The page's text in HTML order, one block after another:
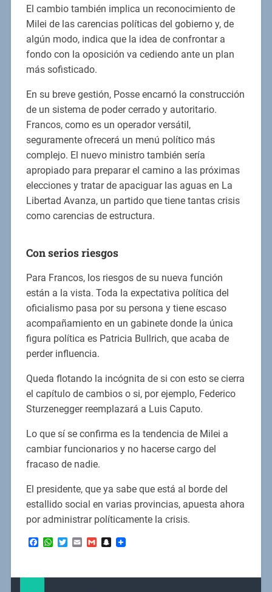
El cambio también implica un reconocimiento de
Milei de las carencias políticas del gobierno y, de
algún modo, indica que la idea de confrontar a
fondo con la oposición va cediendo ante un plan
más sofisticado.
En su breve gestión, Posse encarnó la construcción
de un sistema de poder cerrado y autoritario.
Francos, como es un operador versátil,
seguramente ofrecerá un menú político más
complejo. El nuevo ministro también sería
apropiado para preparar el camino a las próximas
elecciones y tratar de apaciguar las aguas en La
Libertad Avanza, un partido que tiene tantas crisis
como carencias de estructura.
Con serios riesgos
Para Francos, los riesgos de su nueva función
están a la vista. Toda la expectativa política del
oficialismo pasa por su persona y tiene escaso
acompañamiento en un gabinete donde la única
figura política es Patricia Bullrich, que acaba de
perder influencia.
Queda flotando la incógnita de si con esto se cierra
el capítulo de cambios o si, por ejemplo, Federico
Sturzenegger reemplazará a Luis Caputo.
Lo que sí se confirma es la tendencia de Milei a
cambiar funcionarios y no hacerse cargo del
fracaso de nadie.
El presidente, que ya sabe que está al borde del
estallido social en varias provincias, apuesta ahora
por administrar políticamente la crisis.
Facebook
WhatsApp
Twitter
EmailGmailSnapchat